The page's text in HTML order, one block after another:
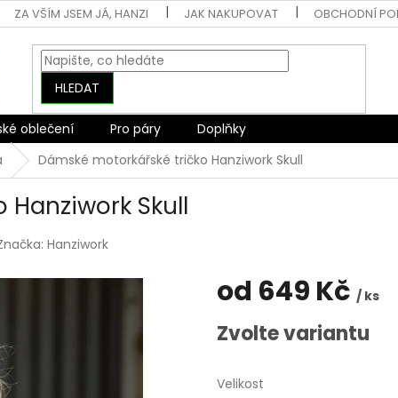
ZA VŠÍM JSEM JÁ, HANZI JAK NAKUPOVAT OBCHODNÍ
HLEDAT
oblečení Pro páry
Doplňky
Dámské motorkářské tričko Hanziwork Skull
Skull
Hanziwork
od 649 Kč / ks
Měrná
cena:
Zvolte variantu
Velikost